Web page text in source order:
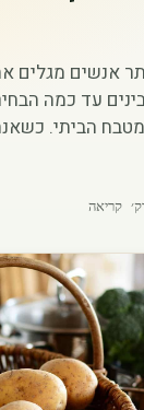
אנשים
עד כמה
הביתי.
קריאה